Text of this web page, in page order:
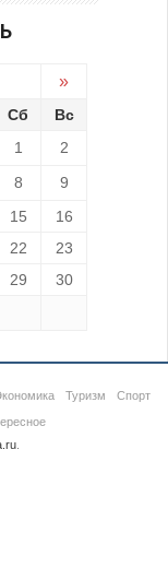
»
Сб
Вс
1
2
8
9
15
16
22
23
29
30
Туризм
Спорт
.